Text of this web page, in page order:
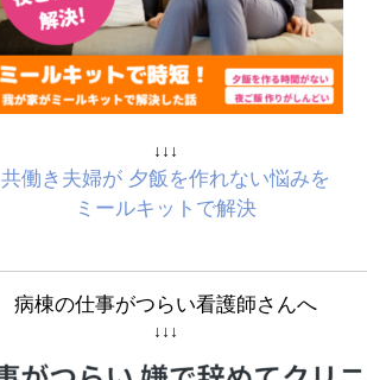
↓↓↓
共働き夫婦が 夕飯を作れない悩みを
ミールキットで解決
病棟の仕事がつらい看護師さんへ
↓↓↓